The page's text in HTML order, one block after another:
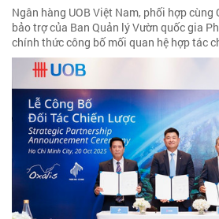
Ngân hàng UOB Việt Nam, phối hợp
bảo trợ của Ban Quản lý Vườn quốc gia
chính thức công bố mối quan hệ hợp tác